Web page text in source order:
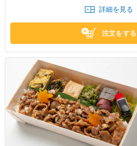
意。甘めの割り下はくどさがなく、牛肉本来の
をお楽しみいただけます。
二段目には、市松模様の煮物や雷蒟蒻、アスパ
漬け、鴨ロースなど、15種類のおばんざいを
どれから食べようか迷ってしまうほど多彩な
ずにお召し上がりいただけます。
丁寧に引いたお出汁が全体の味を優しくまと
感のある二段弁当に仕上げました。
接待やおもてなし、ビジネスシーンや行楽の
彩る一折です。
詳細を見る
注文をする